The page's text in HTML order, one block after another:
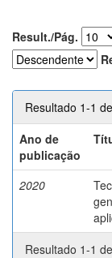
Result./Pág.
Resultado 1-1
Ano de
publicação
2020
Resultado 1-1